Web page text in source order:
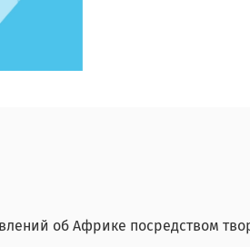
об Африке посредством